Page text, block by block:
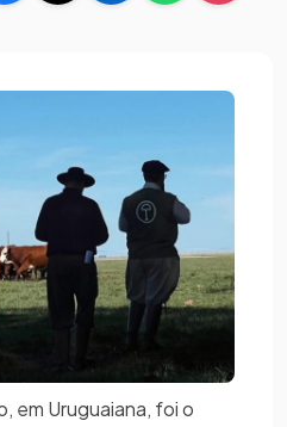
em Uruguaiana, foi o